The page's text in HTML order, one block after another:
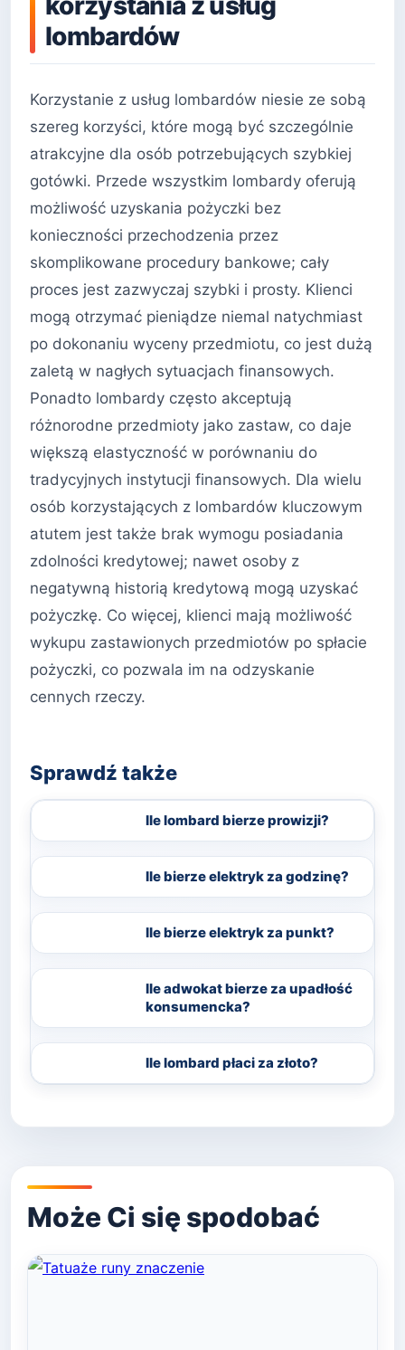
lombardów
Korzystanie z usług lombardów niesie ze sobą
szereg korzyści, które mogą być szczególnie
atrakcyjne dla osób potrzebujących szybkiej
gotówki. Przede wszystkim lombardy oferują
możliwość uzyskania pożyczki bez
konieczności przechodzenia przez
skomplikowane procedury bankowe; cały
proces jest zazwyczaj szybki i prosty. Klienci
mogą otrzymać pieniądze niemal natychmiast
po dokonaniu wyceny przedmiotu, co jest dużą
zaletą w nagłych sytuacjach finansowych.
Ponadto lombardy często akceptują
różnorodne przedmioty jako zastaw, co daje
większą elastyczność w porównaniu do
tradycyjnych instytucji finansowych. Dla wielu
osób korzystających z lombardów kluczowym
atutem jest także brak wymogu posiadania
zdolności kredytowej; nawet osoby z
negatywną historią kredytową mogą uzyskać
pożyczkę. Co więcej, klienci mają możliwość
wykupu zastawionych przedmiotów po spłacie
pożyczki, co pozwala im na odzyskanie
cennych rzeczy.
Sprawdź także
Ile lombard bierze prowizji?
Ile bierze elektryk za godzinę?
Ile bierze elektryk za punkt?
Ile adwokat bierze za upadłość
konsumencka?
Ile lombard płaci za złoto?